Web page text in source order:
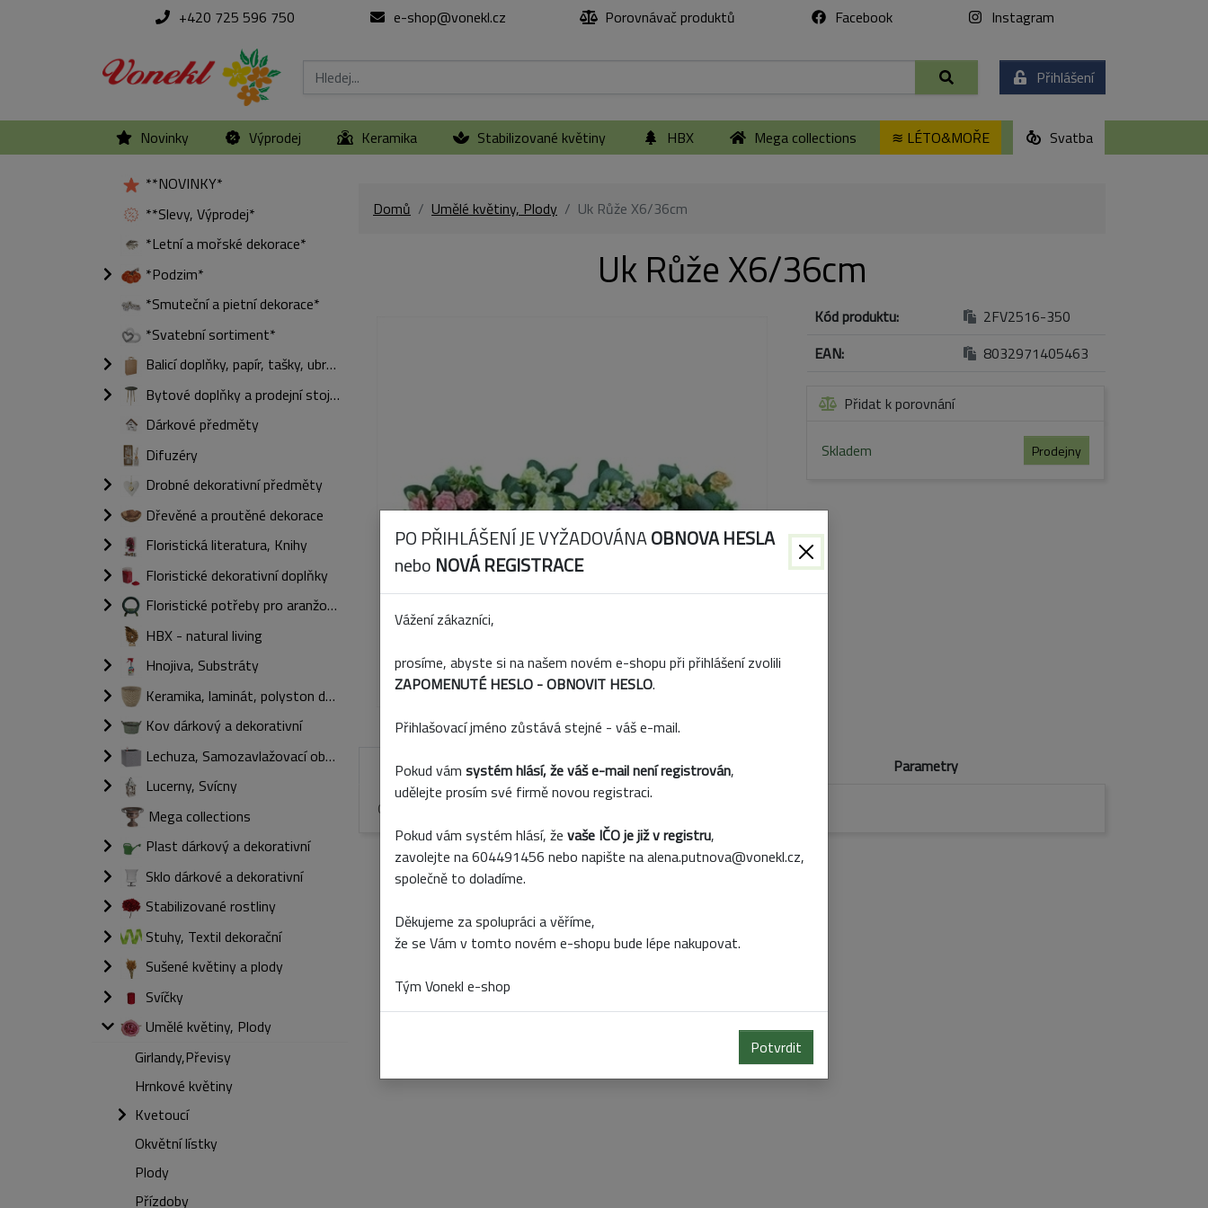
+420 725 596 750 e-shop@vonekl.cz Porovnávač produktů Facebook Instagram
Přihlášení
Novinky Výprodej Keramika Stabilizované květiny HBX Mega collections ≋ LÉTO&MOŘE Svatba
**NOVINKY*
**Slevy, Výprodej*
*Letní a mořské dekorace*
*Podzim*
*Smuteční a pietní dekorace*
*Svatební sortiment*
Balicí doplňky, papír, tašky, ubrousky
Bytové doplňky a prodejní stojany
Dárkové předměty
Difuzéry
Drobné dekorativní předměty
Dřevěné a proutěné dekorace
Floristická literatura, Knihy
Floristické dekorativní doplňky
Floristické potřeby pro aranžování
HBX - natural living
Hnojiva, Substráty
Keramika, laminát, polyston dárkový a dekorativní
Kov dárkový a dekorativní
Lechuza, Samozavlažovací obaly
Lucerny, Svícny
Mega collections
Plast dárkový a dekorativní
Sklo dárkové a dekorativní
Stabilizované rostliny
Stuhy, Textil dekorační
Sušené květiny a plody
Svíčky
Umělé květiny, Plody
Girlandy,Převisy
Hrnkové květiny
Kvetoucí
Okvětní lístky
Plody
Přízdoby
Domů Umělé květiny, Plody Uk Růže X6/36cm
Uk Růže X6/36cm
Kód produktu:
2FV2516-350
EAN:
8032971405463
Přidat k porovnání
Skladem Prodejny
Popis produktu Parametry
Cena za kus. Barvu nebo číslo zboží napište do poznámky.
PO PŘIHLÁŠENÍ JE VYŽADOVÁNAOBNOVA HESLA
nebo NOVÁ REGISTRACE
Vážení zákazníci,
prosíme, abyste si na našem novém e-shopu při přihlášení zvolili
ZAPOMENUTÉ HESLO - OBNOVIT HESLO.
Přihlašovací jméno zůstává stejné - váš e-mail.
Pokud vám systém hlásí, že váš e-mail není registrován,
udělejte prosím své firmě novou registraci.
Pokud vám systém hlásí, že vaše IČO je již v registru,
zavolejte na 604491456 nebo napište na alena.putnova@vonekl.cz,
společně to doladíme.
Děkujeme za spolupráci a věříme,
že se Vám v tomto novém e-shopu bude lépe nakupovat.
Tým Vonekl e-shop
Potvrdit